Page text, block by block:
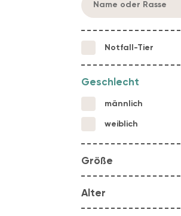
Notfall-Tier
Geschlecht
männlich
weiblich
Größe
Alter